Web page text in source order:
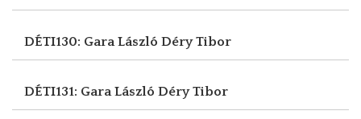
DÉTI130: Gara László Déry Tibor
DÉTI131: Gara László Déry Tibor